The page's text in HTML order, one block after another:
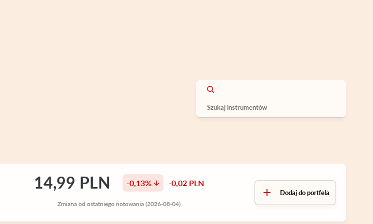
14,99 PLN -0,13% -0,02 PLN
Zmiana od ostatniego notowania (2026-08-04)
Dodaj do portfela